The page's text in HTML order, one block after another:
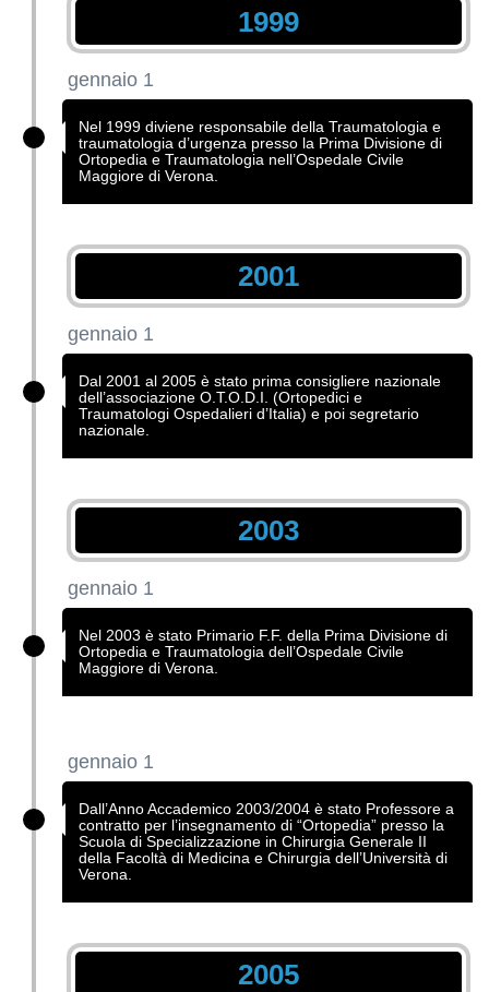
1999
gennaio 1
Nel 1999 diviene responsabile della Traumatologia e
traumatologia d’urgenza presso la Prima Divisione di
Ortopedia e Traumatologia nell’Ospedale Civile
Maggiore di Verona.
2001
gennaio 1
Dal 2001 al 2005 è stato prima consigliere nazionale
dell’associazione O.T.O.D.I. (Ortopedici e
Traumatologi Ospedalieri d’Italia) e poi segretario
nazionale.
2003
gennaio 1
Nel 2003 è stato Primario F.F. della Prima Divisione di
Ortopedia e Traumatologia dell’Ospedale Civile
Maggiore di Verona.
gennaio 1
Dall’Anno Accademico 2003/2004 è stato Professore a
contratto per l’insegnamento di “Ortopedia” presso la
Scuola di Specializzazione in Chirurgia Generale II
della Facoltà di Medicina e Chirurgia dell’Università di
Verona.
2005